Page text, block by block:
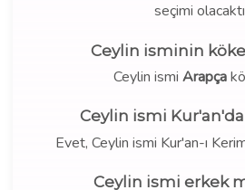
seçimi
Ceylin isminin
Ceylin ismi Arapça
Ceylin ismi
Evet, Ceylin ismi Kur'an-ı
Ceylin ismi erkek